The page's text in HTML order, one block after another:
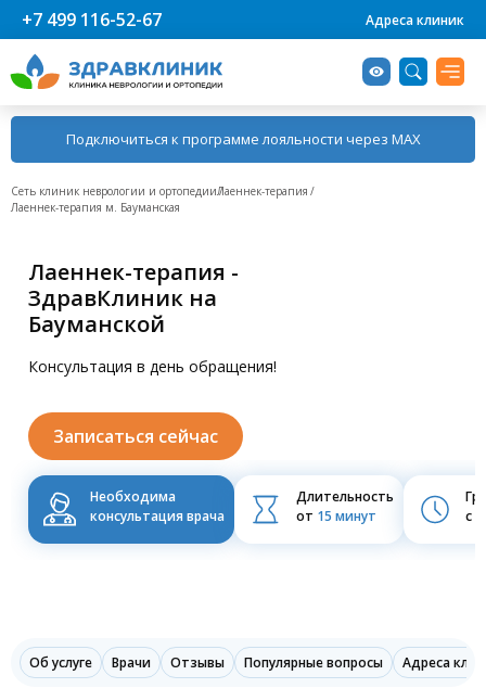
+7 499 116-52-67 Адреса клиник
Услуги и цены
Услуги
Диагностика
Получить консультацию
Цены
Детская неврология
Врачи
Невролог Популярное
Ортопед Часто выбирают
Ревматолог Высокий спрос
Мануальный терапевт
Остеопат
Эндокринолог
Медицинская сестра по
Клиники
Бауманская
Спартаковская ул., д. 24
Беговая
Хорошевское ш., д. 12, корп. 1
Октябрьская
Ленинский пр-т, д. 2А
Отрадное
Северный б-р, 7Г стр. 2
Щёлковское ш., д. 61
О компании
О нас
Новости
Сми о нас
Статьи
Вакансии
Налоговый вычет
Подключиться к программе лояльности через MAX
Сеть клиник неврологии и ортопедииЛаеннек-терапия
Лаеннек-терапия м. Бауманская
Лаеннек-терапия -
ЗдравКлиник на
Бауманской
Консультация в день обращения!
Записаться сейчас
Необходима
консультация врача
Длительность
от 15 минут
с
Об услуге Врачи Отзывы Популярные вопросы Адреса